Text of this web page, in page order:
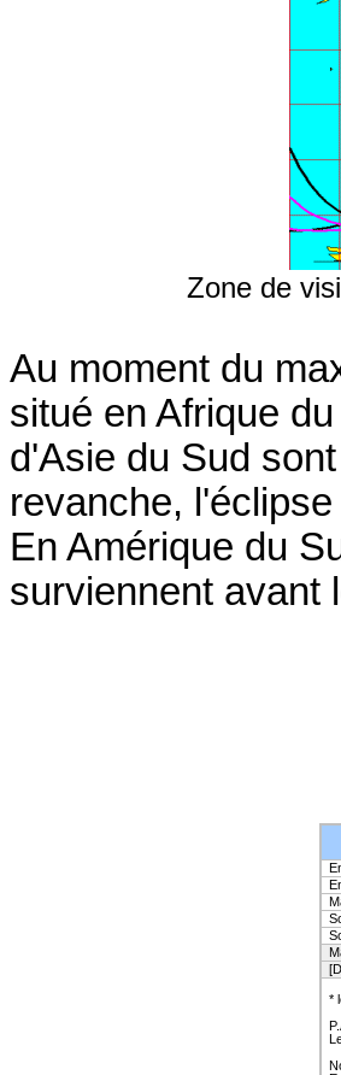
Zone de
Au moment du
situé en Afrique
d'Asie du Sud
revanche,
En Amérique du
surviennent avant
*